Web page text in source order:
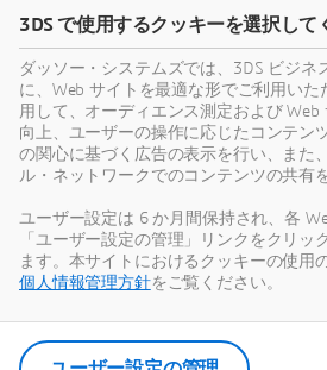
細な情報はホームペ
https://www.3ds.com/ja/
https://www.3ds.com/（英語
い。
3DS で使用するクッキーを選択して
ダッソー・システムズでは、3DS ビジネ
に、Web サイトを最適な形でご利用いた
用して、オーディエンス測定および Web
向上、ユーザーの操作に応じたコンテン
の関心に基づく広告の表示を行い、また
ル・ネットワークでのコンテンツの共有
ユーザー設定は 6 か月間保持され、各
「ユーザー設定の管理」リンクをクリッ
ます。本サイトにおけるクッキーの使用
個人情報管理方針をご覧ください。